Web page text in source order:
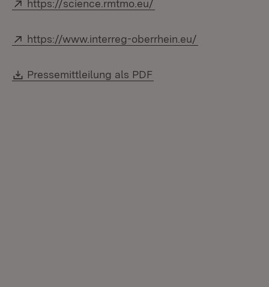
https://science.rmtmo.eu/
Extern:
https://www.interreg-oberrhein.eu/
Download:
Pressemittleilung als PDF